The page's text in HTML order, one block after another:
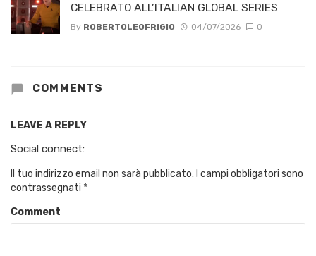
CELEBRATO ALL’ITALIAN GLOBAL SERIES
By ROBERTOLEOFRIGIO 04/07/2026 0
COMMENTS
LEAVE A REPLY
Social connect:
Il tuo indirizzo email non sarà pubblicato. I campi obbligatori sono
contrassegnati *
Comment